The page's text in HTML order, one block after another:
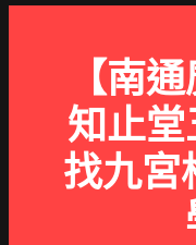
【南
知止
找九宮